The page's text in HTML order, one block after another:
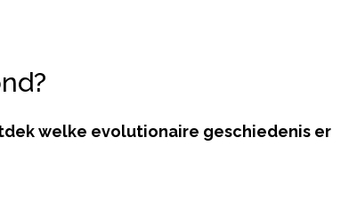
welke evolutionaire geschiedenis er